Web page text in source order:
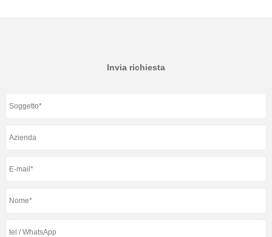
Invia richiesta